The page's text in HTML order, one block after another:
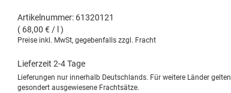
Artikelnummer: 61320121
( 68,00 € / l )
Preise inkl. MwSt, gegebenfalls zzgl. Fracht
Lieferzeit 2-4 Tage
Lieferungen nur innerhalb Deutschlands. Für weitere Länder gelten
gesondert ausgewiesene Frachtsätze.